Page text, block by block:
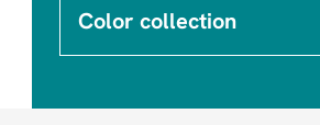
Color collection